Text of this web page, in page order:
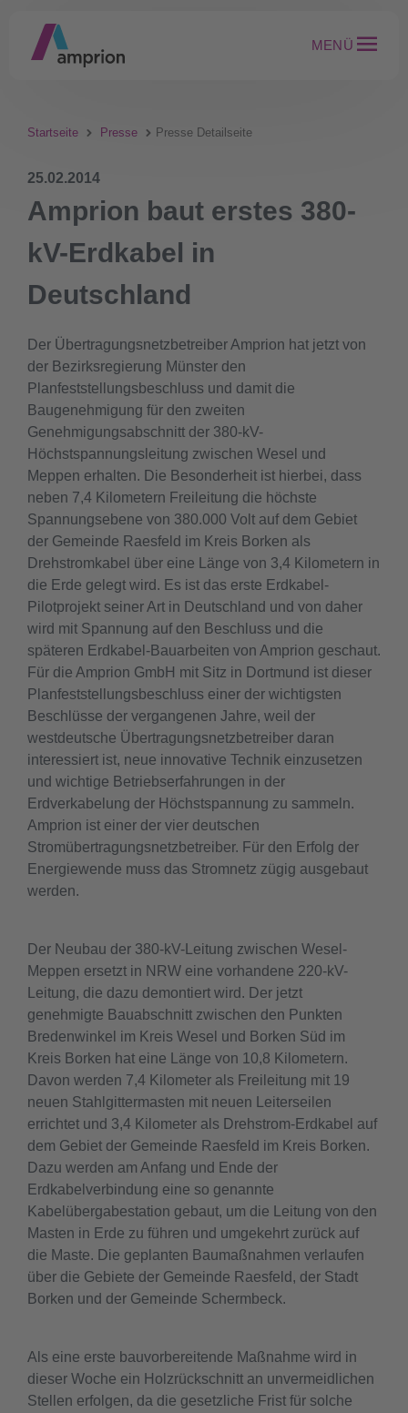
MENÜ
Startseite Presse Presse Detailseite
25.02.2014
Amprion baut erstes 380-
kV-Erdkabel in
Deutschland
Der Übertragungsnetzbetreiber Amprion hat jetzt von
der Bezirksregierung Münster den
Planfeststellungsbeschluss und damit die
Baugenehmigung für den zweiten
Genehmigungsabschnitt der 380-kV-
Höchstspannungsleitung zwischen Wesel und
Meppen erhalten. Die Besonderheit ist hierbei, dass
neben 7,4 Kilometern Freileitung die höchste
Spannungsebene von 380.000 Volt auf dem Gebiet
der Gemeinde Raesfeld im Kreis Borken als
Drehstromkabel über eine Länge von 3,4 Kilometern in
die Erde gelegt wird. Es ist das erste Erdkabel-
Pilotprojekt seiner Art in Deutschland und von daher
wird mit Spannung auf den Beschluss und die
späteren Erdkabel-Bauarbeiten von Amprion geschaut.
Für die Amprion GmbH mit Sitz in Dortmund ist dieser
Planfeststellungsbeschluss einer der wichtigsten
Beschlüsse der vergangenen Jahre, weil der
westdeutsche Übertragungsnetzbetreiber daran
interessiert ist, neue innovative Technik einzusetzen
und wichtige Betriebserfahrungen in der
Erdverkabelung der Höchstspannung zu sammeln.
Amprion ist einer der vier deutschen
Stromübertragungsnetzbetreiber. Für den Erfolg der
Energiewende muss das Stromnetz zügig ausgebaut
werden.
Der Neubau der 380-kV-Leitung zwischen Wesel-
Meppen ersetzt in NRW eine vorhandene 220-kV-
Leitung, die dazu demontiert wird. Der jetzt
genehmigte Bauabschnitt zwischen den Punkten
Bredenwinkel im Kreis Wesel und Borken Süd im
Kreis Borken hat eine Länge von 10,8 Kilometern.
Davon werden 7,4 Kilometer als Freileitung mit 19
neuen Stahlgittermasten mit neuen Leiterseilen
errichtet und 3,4 Kilometer als Drehstrom-Erdkabel auf
dem Gebiet der Gemeinde Raesfeld im Kreis Borken.
Dazu werden am Anfang und Ende der
Erdkabelverbindung eine so genannte
Kabelübergabestation gebaut, um die Leitung von den
Masten in Erde zu führen und umgekehrt zurück auf
die Maste. Die geplanten Baumaßnahmen verlaufen
über die Gebiete der Gemeinde Raesfeld, der Stadt
Borken und der Gemeinde Schermbeck.
Als eine erste bauvorbereitende Maßnahme wird in
dieser Woche ein Holzrückschnitt an unvermeidlichen
Stellen erfolgen, da die gesetzliche Frist für solche